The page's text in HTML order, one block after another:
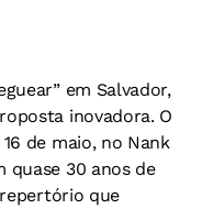
em Salvador,
inovadora. O
de maio, no Nank
quase 30 anos de
que